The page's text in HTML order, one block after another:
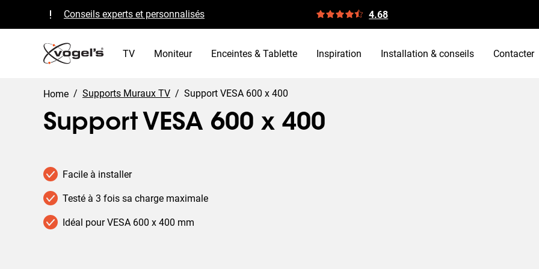
Conseils experts et personnalisés
Qualité garantie et certifié TÜV
Certifié B Corp
4.68
TV Moniteur Enceintes & Tablette Inspiration Installation & conseils Contacter
Home / Supports Muraux TV / Support VESA 600 x 400
Support VESA 600 x 400
Facile à installer
Testé à 3 fois sa charge maximale
Idéal pour VESA 600 x 400 mm